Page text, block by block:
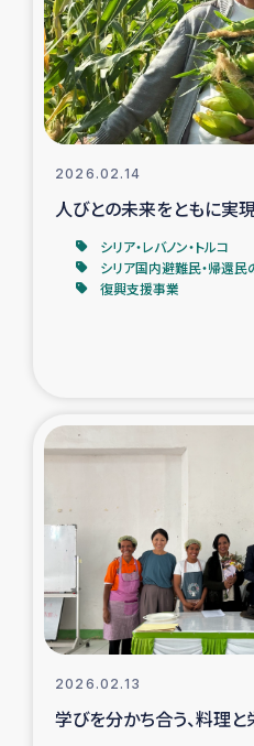
2026.02.14
人びとの未来をともに実
シリア・レバノン・トルコ
シリア国内避難民・帰還
復興支援事業
2026.02.13
学びを分かち合う、料理